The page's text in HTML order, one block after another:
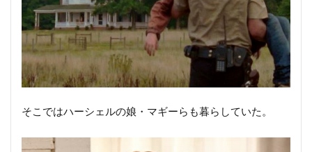
そこではハーシェルの娘・マギーらも暮らしていた。